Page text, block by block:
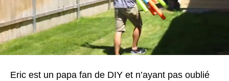
Eric est un papa fan de DIY et n’ayant pas oublié